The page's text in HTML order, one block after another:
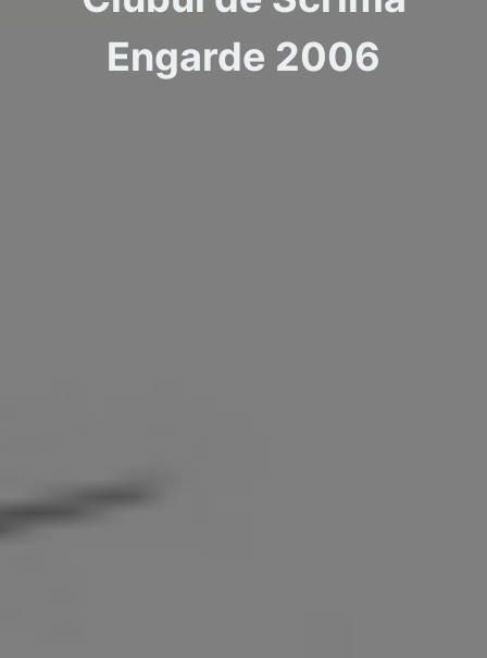
Engarde 2006